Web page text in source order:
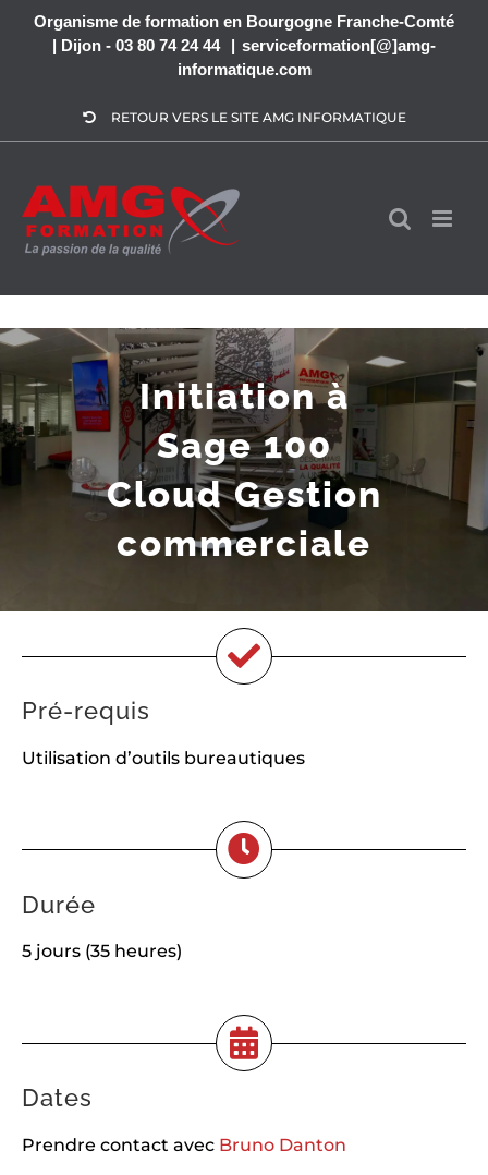
PasserOrganisme de formation en Bourgogne Franche-Comté
| Dijon - 03 80 74 24 44 | serviceformation[@]amg-
informatique.com
RETOUR VERS LE SITE AMG INFORMATIQUE
Initiation à
Sage 100
Cloud Gestion
commerciale
Pré-requis
Utilisation d’outils bureautiques
Durée
5 jours (35 heures)
Dates
Prendre contact avec Bruno Danton